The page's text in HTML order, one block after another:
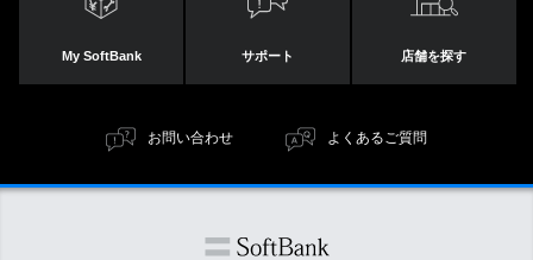
My SoftBank サポート 店舗を探す
お問い合わせ よくあるご質問